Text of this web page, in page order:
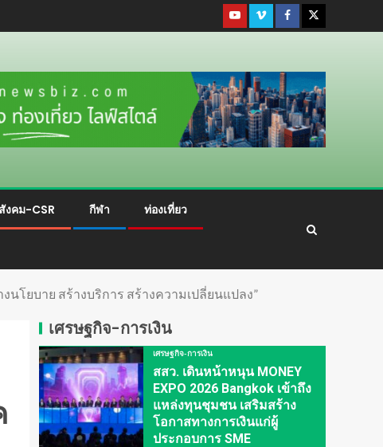
สังคม-CSR กีฬา ท่องเที่ยว
โยบาย สร้างบริการ สร้างความเปลี่ยนแปลง”
เศรษฐกิจ-การเงิน
เศรษฐกิจ-การเงิน
สสว. เดินหน้าหนุน MONEY
EXPO 2026 Bangkok เข้าถึง
แหล่งทุนชุมชน เสริมสร้าง
โอกาสทางการเงินแก่ผู้
ประกอบการ SME